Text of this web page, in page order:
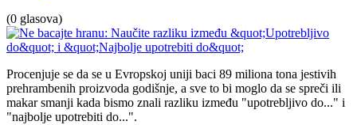
(0 glasova)
Procenjuje se da se u Evropskoj uniji baci 89 miliona tona jestivih
prehrambenih proizvoda godišnje, a sve to bi moglo da se spreči ili
makar smanji kada bismo znali razliku između "upotrebljivo do..." i
"najbolje upotrebiti do...".